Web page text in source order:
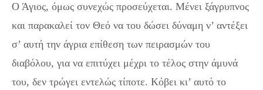
Ο Άγιος, όμως συνεχώς προσεύχεται. Μένει ξάγρυπνος
και παρακαλεί τον Θεό να του δώσει δύναμη ν’ αντέξει
σ’ αυτή την άγρια επίθεση των πειρασμών του
διαβόλου, για να επιτύχει μέχρι το τέλος στην άμυνά
του, δεν τρώγει εντελώς τίποτε. Κόβει κι’ αυτό το